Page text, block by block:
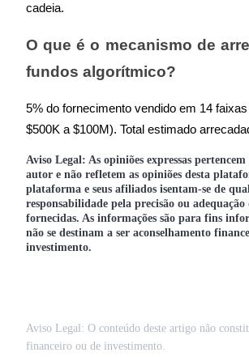
cadeia.
O que é o mecanismo de
fundos algorítmico?
5% do fornecimento vendido em 14
$500K a $100M). Total estimado
Aviso Legal: As opiniões expressas
autor e não refletem as opiniões desta
plataforma e seus afiliados isentam-se de
responsabilidade pela precisão ou adequação
fornecidas. As informações são para fins
não se destinam a ser aconselhamento
investimento.
Aviso Legal: O conteúdo deste artigo não
financeiro ou de investimento.